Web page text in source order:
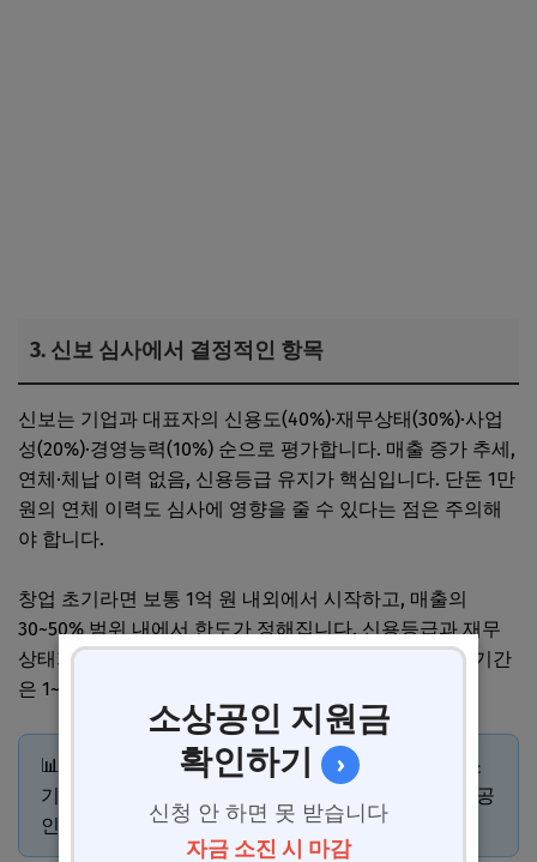
3. 신보 심사에서 결정적인 항목
신보는 기업과 대표자의 신용도(40%)·재무상태(30%)·사업
성(20%)·경영능력(10%) 순으로 평가합니다. 매출 증가 추세,
연체·체납 이력 없음, 신용등급 유지가 핵심입니다. 단돈 1만
원의 연체 이력도 심사에 영향을 줄 수 있다는 점은 주의해
야 합니다.
창업 초기라면 보통 1억 원 내외에서 시작하고, 매출의
30~50% 범위 내에서 한도가 정해집니다. 신용등급과 재무
상태가 개선될수록 한도도 높아지는 구조입니다. 심사 기간
은 1~2주로 세 기관 중 가장 빠릅니다.
📊 신보 소상공인 전용 한도는 최대 2억 원. 일반 중소
기업 한도(30억)와 별도로 운영되므로, 신청 시 '소상공
인' 분류로 접수하는 게 중요합니다.
소상공인 지원금
확인하기
›
신청 안 하면 못 받습니다
자금 소진 시 마감